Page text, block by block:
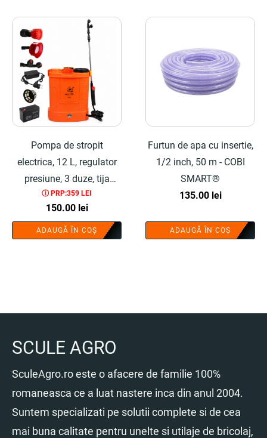
Pompa de stropit
electrica, 12 L, regulator
presiune, 3 duze, tija
telescopica 65-110 cm -
COBI SMART®
ⓘ PRP:359 LEI
150.00 lei
ADAUGĂ ÎN COȘ
Furtun de apa cu insertie,
1/2 inch, 50 m - COBI
SMART®
135.00 lei
ADAUGĂ ÎN COȘ
SCULE AGRO
SculeAgro.ro este o afacere de familie 100%
romaneasca ce a luat nastere inca din anul 2004.
Suntem specializati pe solutii complete si de cea
mai buna calitate pentru unelte si utilaje de bricolaj,